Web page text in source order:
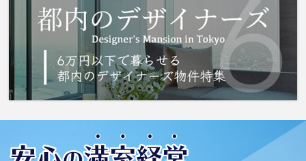
しをお手伝いします。地元の不動産屋さんだか
らどんな要望もお任せ下さい。